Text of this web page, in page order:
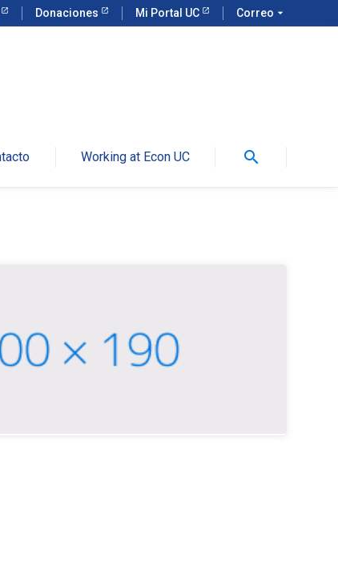
Donaciones Mi Portal UC Correo arrow_drop_down
Working at Econ UC search